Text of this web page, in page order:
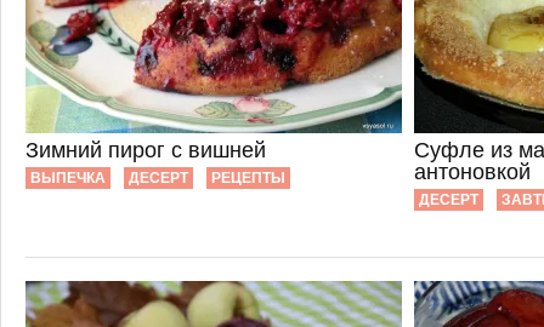
Зимний пирог с вишней
ВЫПЕЧКА ДЕСЕРТ РЕЦЕПТЫ
Суфле из
антоновкой
ДЕСЕРТ